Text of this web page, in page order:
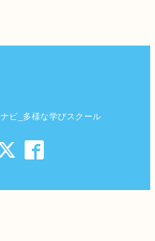
ナビ_多様な学びスクール